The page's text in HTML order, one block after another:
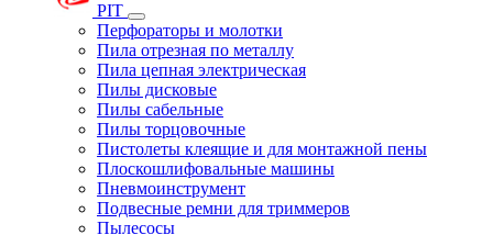
PIT
Перфораторы и молотки
Пила отрезная по металлу
Пила цепная электрическая
Пилы дисковые
Пилы сабельные
Пилы торцовочные
Пистолеты клеящие и для монтажной пены
Плоскошлифовальные машины
Пневмоинструмент
Подвесные ремни для триммеров
Пылесосы